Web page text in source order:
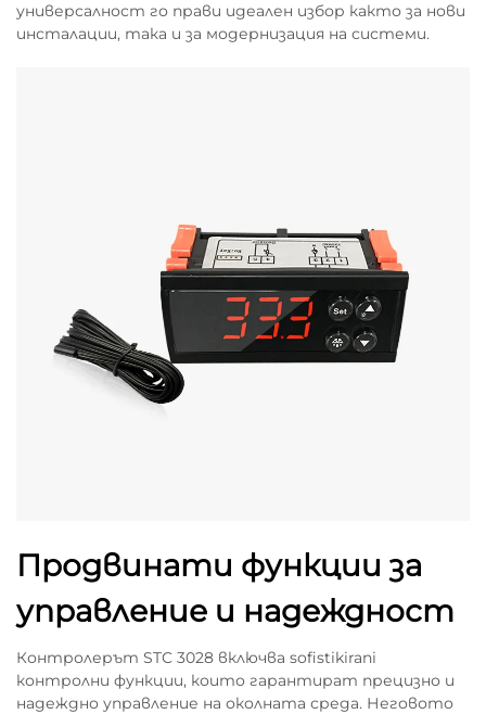
универсалност го прави идеален избор както за нови
инсталации, така и за модернизация на системи.
Продвинати функции за
управление и надеждност
Контролерът STC 3028 включва sofistikirani
контролни функции, които гарантират прецизно и
надеждно управление на околната среда. Неговото